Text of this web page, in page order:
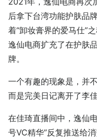
后拿下台湾功能护肤品
着“卸妆膏界的爱马仕”
逸仙电商扩充了在护肤
牌。
一个有趣的现象是，并
而是完美日记离开了李
在佳琦直播间中，逸仙
号VC精华”反复推送给